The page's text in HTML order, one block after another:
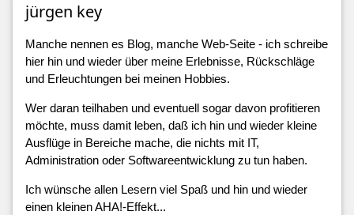
jürgen key
Manche nennen es Blog, manche Web-Seite - ich schreibe
hier hin und wieder über meine Erlebnisse, Rückschläge
und Erleuchtungen bei meinen Hobbies.
Wer daran teilhaben und eventuell sogar davon profitieren
möchte, muss damit leben, daß ich hin und wieder kleine
Ausflüge in Bereiche mache, die nichts mit IT,
Administration oder Softwareentwicklung zu tun haben.
Ich wünsche allen Lesern viel Spaß und hin und wieder
einen kleinen AHA!-Effekt...